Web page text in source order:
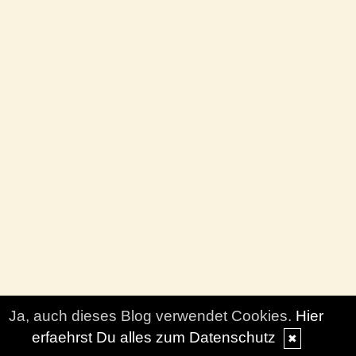
Ja, auch dieses Blog verwendet Cookies. Hier
erfaehrst Du alles zum Datenschutz
✖